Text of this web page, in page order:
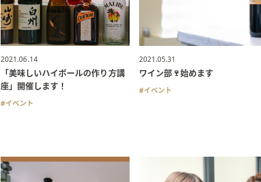
2021.06.14
「美味しいハイボールの作り方講
座」開催します！
イベント
2021.05.31
ワイン部🍷始めます
イベント